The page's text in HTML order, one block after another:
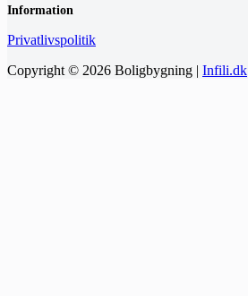
Information
Privatlivspolitik
Copyright © 2026 Boligbygning | Infili.dk